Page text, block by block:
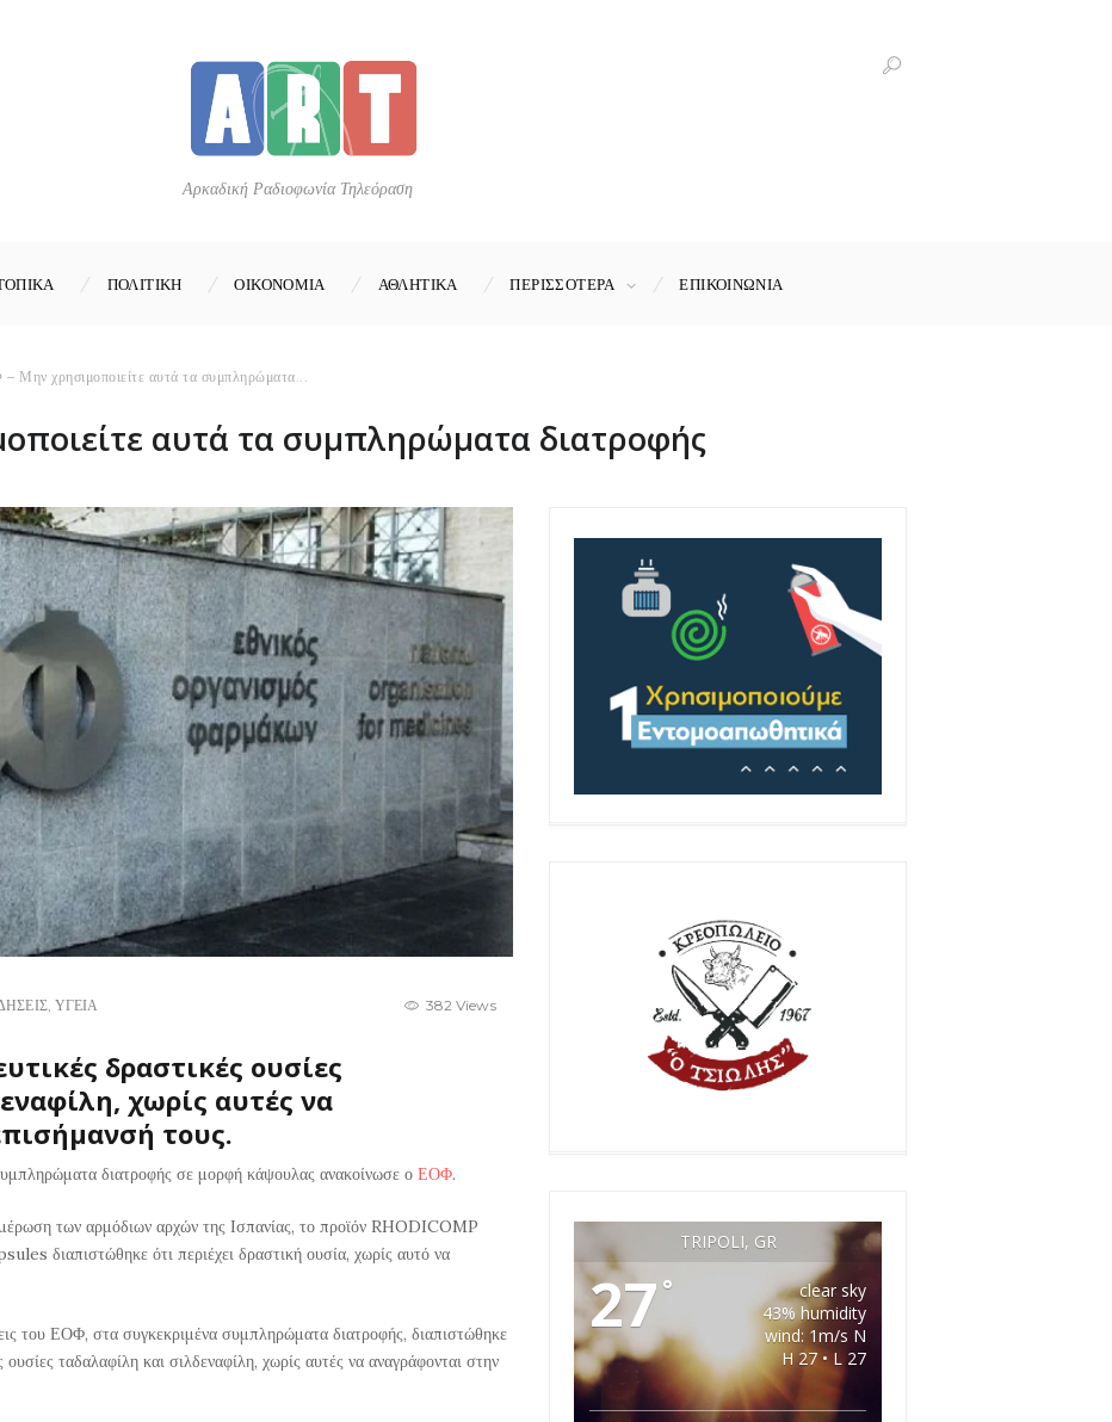
Αρκαδική Ραδιοφωνία Τηλεόραση
ΠΟΛΙΤΙΚΗ ΟΙΚΟΝΟΜΙΑ ΑΘΛΗΤΙΚΑ ΠΕΡΙΣΣΟΤΕΡΑ ΕΠΙΚΟΙΝΩΝΊΑ
Μην χρησιμοποιείτε αυτά τα συμπληρώματα...
αυτά τα συμπληρώματα διατροφής
, ΥΓΕΙΑ 382 Views
δραστικές ουσίες
χωρίς αυτές να
τους.
διατροφής σε μορφή κάψουλας ανακοίνωσε ο ΕΟΦ.
των αρμόδιων αρχών της Ισπανίας, το προϊόν RHODICOMP
διαπιστώθηκε ότι περιέχει δραστική ουσία, χωρίς αυτό να
του ΕΟΦ, στα συγκεκριμένα συμπληρώματα διατροφής, διαπιστώθηκε
ταδαλαφίλη και σιλδεναφίλη, χωρίς αυτές να αναγράφονται στην
TRIPOLI, GR
27 °
clear sky
43% humidity
wind: 1m/s N
H 27 • L 27